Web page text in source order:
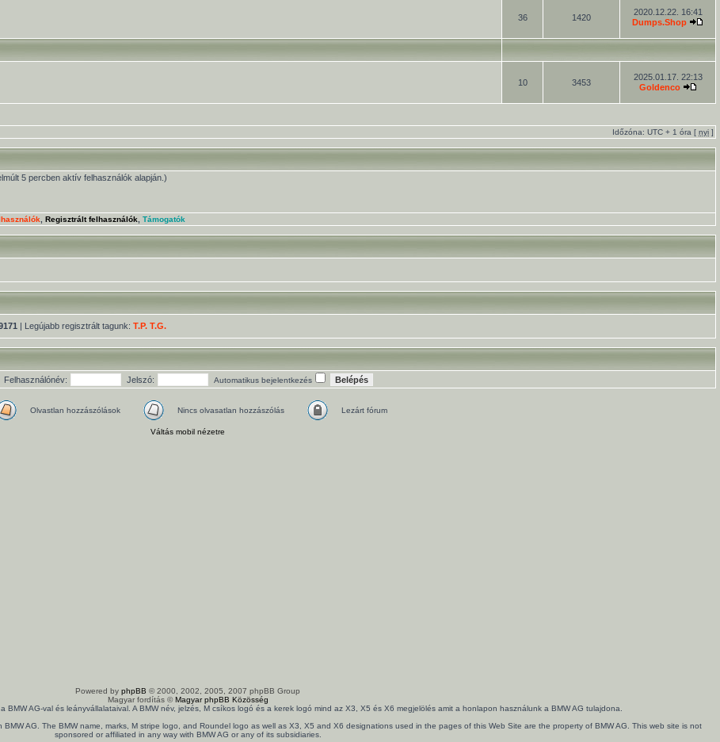
36 1420
2020.12.22. 16:41
Dumps.Shop
10 3453
2025.01.17. 22:13
Goldenco
Időzóna: UTC + 1 óra [ nyi ]
5 percben aktív felhasználók alapján.)
Regisztrált felhasználók Támogatók
| Legújabb regisztrált tagunk: T.P. T.G.
Felhasználónév: Jelszó: Automatikus bejelentkezés
Olvastlan hozzászólások Nincs olvasatlan hozzászólás Lezárt fórum
Váltás mobil nézetre
Powered by phpBB © 2000, 2002, 2005, 2007 phpBB Group
Magyar fordítás ©Magyar phpBB Közösség
AG-val és leányvállalataival. A BMW név, jelzés, M csíkos logó és a kerek logó mind az X3, X5 és X6 megjelölés amit a honlapon használunk a BMW AG tulajdona.
AG. The BMW name, marks, M stripe logo, and Roundel logo as well as X3, X5 and X6 designations used in the pages of this Web Site are the property of BMW AG. This web site is not
sponsored or affiliated in any way with BMW AG or any of its subsidiaries.